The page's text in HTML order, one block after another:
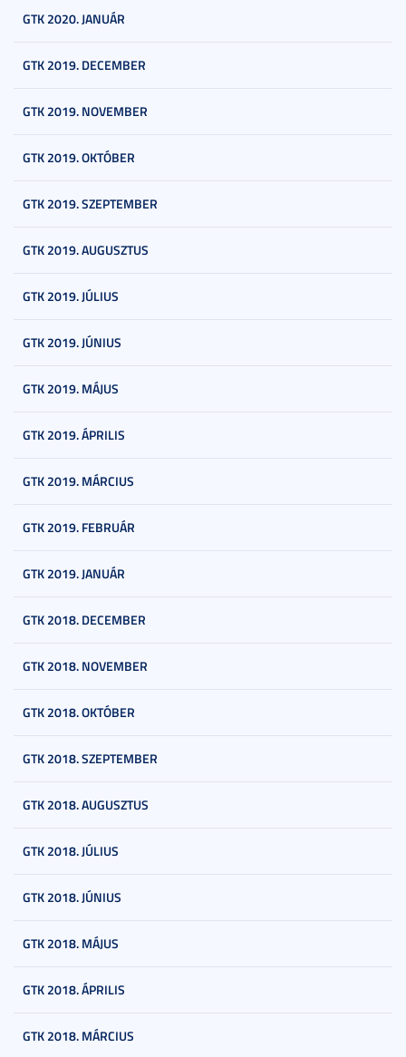
GTK 2020. JANUÁR
GTK 2019. DECEMBER
GTK 2019. NOVEMBER
GTK 2019. OKTÓBER
GTK 2019. SZEPTEMBER
GTK 2019. AUGUSZTUS
GTK 2019. JÚLIUS
GTK 2019. JÚNIUS
GTK 2019. MÁJUS
GTK 2019. ÁPRILIS
GTK 2019. MÁRCIUS
GTK 2019. FEBRUÁR
GTK 2019. JANUÁR
GTK 2018. DECEMBER
GTK 2018. NOVEMBER
GTK 2018. OKTÓBER
GTK 2018. SZEPTEMBER
GTK 2018. AUGUSZTUS
GTK 2018. JÚLIUS
GTK 2018. JÚNIUS
GTK 2018. MÁJUS
GTK 2018. ÁPRILIS
GTK 2018. MÁRCIUS